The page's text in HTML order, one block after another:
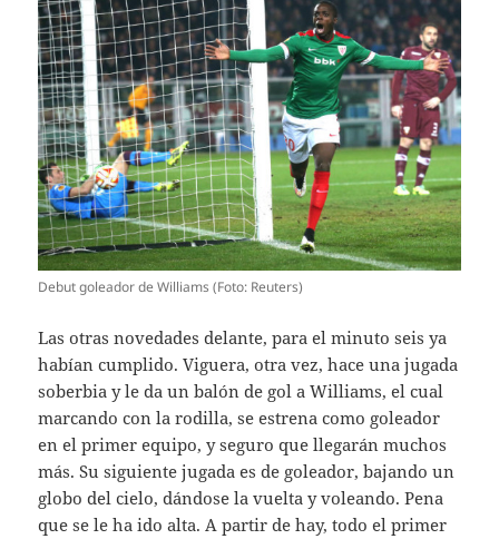
Debut goleador de Williams (Foto: Reuters)
Las otras novedades delante, para el minuto seis ya
habían cumplido. Viguera, otra vez, hace una jugada
soberbia y le da un balón de gol a Williams, el cual
marcando con la rodilla, se estrena como goleador
en el primer equipo, y seguro que llegarán muchos
más. Su siguiente jugada es de goleador, bajando un
globo del cielo, dándose la vuelta y voleando. Pena
que se le ha ido alta. A partir de hay, todo el primer